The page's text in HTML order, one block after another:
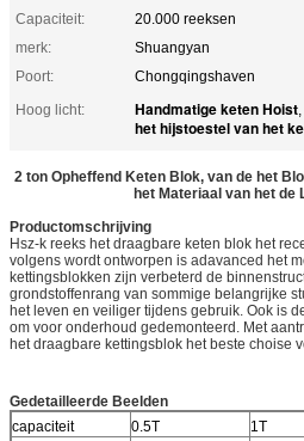
Capaciteit:
20.000 reeksen
merk:
Shuangyan
Poort:
Chongqingshaven
Hoog licht:
Handmatige keten Hoist,
het hijstoestel van het
2 ton Opheffend Keten Blok, van de het
het Materiaal van het de
Productomschrijving
Hsz-k reeks het draagbare keten blok het
volgens wordt ontworpen is adavanced het
kettingsblokken zijn verbeterd de
grondstoffenrang van sommige belangrijke
het leven en veiliger tijdens gebruik. Ook is
om voor onderhoud gedemonteerd. Met
het draagbare kettingsblok het beste choise
Gedetailleerde Beelden
capaciteit
0.5T 1T